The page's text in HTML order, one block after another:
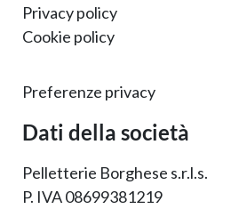
Privacy policy
Cookie policy
Preferenze privacy
Dati della società
Pelletterie Borghese s.r.l.s.
P. IVA 08699381219